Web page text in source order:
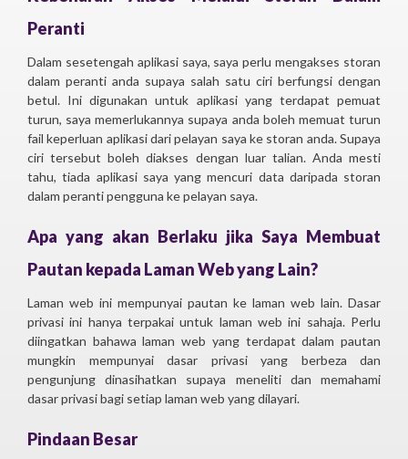
Peranti
Dalam sesetengah aplikasi saya, saya perlu mengakses storan
dalam peranti anda supaya salah satu ciri berfungsi dengan
betul. Ini digunakan untuk aplikasi yang terdapat pemuat
turun, saya memerlukannya supaya anda boleh memuat turun
fail keperluan aplikasi dari pelayan saya ke storan anda. Supaya
ciri tersebut boleh diakses dengan luar talian. Anda mesti
tahu, tiada aplikasi saya yang mencuri data daripada storan
dalam peranti pengguna ke pelayan saya.
Apa yang akan Berlaku jika Saya Membuat
Pautan kepada Laman Web yang Lain?
Laman web ini mempunyai pautan ke laman web lain. Dasar
privasi ini hanya terpakai untuk laman web ini sahaja. Perlu
diingatkan bahawa laman web yang terdapat dalam pautan
mungkin mempunyai dasar privasi yang berbeza dan
pengunjung dinasihatkan supaya meneliti dan memahami
dasar privasi bagi setiap laman web yang dilayari.
Pindaan Besar